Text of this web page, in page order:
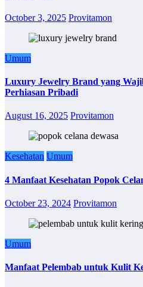
October 3, 2025 Provitamon
Umum
Luxury Jewelry Brand yang
Perhiasan Pribadi
August 16, 2025 Provitamon
Kesehatan Umum
4 Manfaat Kesehatan Popok
October 23, 2024 Provitamon
Umum
Manfaat Pelembab untuk Kulit